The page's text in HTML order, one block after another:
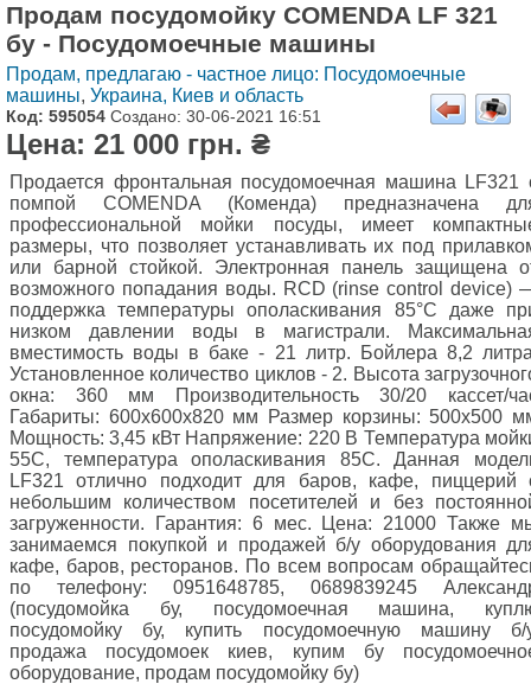
Продам посудомойку COMENDA LF 321
бу - Посудомоечные машины
Продам, предлагаю - частное лицо: Посудомоечные
машины, Украина, Киев и область
Код: 595054 Создано: 30-06-2021 16:51
Цена: 21 000 грн. ₴
Продается фронтальная посудомоечная машина LF321
помпой COMENDA (Коменда) предназначена
профессиональной мойки посуды, имеет
размеры, что позволяет устанавливать их под
или барной стойкой. Электронная панель защищена
возможного попадания воды. RCD (rinse control device)
поддержка температуры ополаскивания 85°C даже
низком давлении воды в магистрали.
вместимость воды в баке - 21 литр. Бойлера 8,2
Установленное количество циклов - 2. Высота
окна: 360 мм Производительность 30/20 кассет/
Габариты: 600x600x820 мм Размер корзины: 500x500
Мощность: 3,45 кВт Напряжение: 220 В Температура
55С, температура ополаскивания 85С. Данная
LF321 отлично подходит для баров, кафе, пиццерий
небольшим количеством посетителей и без
загруженности. Гарантия: 6 мес. Цена: 21000 Также
занимаемся покупкой и продажей б/у оборудования
кафе, баров, ресторанов. По всем вопросам
по телефону: 0951648785, 0689839245
(посудомойка бу, посудомоечная машина,
посудомойку бу, купить посудомоечную машину б/
продажа посудомоек киев, купим бу
оборудование, продам посудомойку бу)